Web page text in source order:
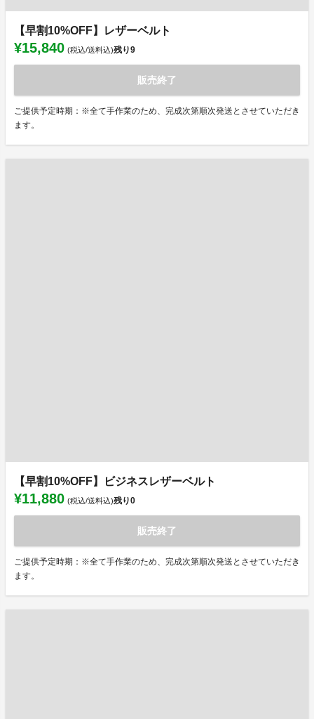
【早割10%OFF】レザーベルト
¥15,840 (税込/送料込)残り9
販売終了
ご提供予定時期：※全て手作業のため、完成次第順次発送とさせていただき
ます。
【早割10%OFF】ビジネスレザーベルト
¥11,880 (税込/送料込)残り0
販売終了
ご提供予定時期：※全て手作業のため、完成次第順次発送とさせていただき
ます。